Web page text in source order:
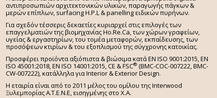
αντιπροσωπιών αρχιτεκτονικών υλικών, παραγωγής πάγκων &
μερών επίπλων, surfacing H.P.L & panelling ειδικών πυρήνων.
Για σχεδόν τέσσερις δεκαετίες κυριαρχεί στις επιλογές των
επαγγελματιών της βιομηχανίας Ho.Re.Ca, των χώρων γραφείων,
υγείας & εργαστηρίων, του τομέα μεταφορών, εκπαίδευσης, των
προσόψεων κτιρίων & του εξοπλισμού της σύγχρονης κατοικίας.
Προσφέρει προϊόντα αξιόπιστα & βιώσιμα κατά EN ISO 9001:2015, EN
ISO 45001:2018, EN ISO 14001:2015,CE & FSC® (BMC-COC-007222, BMC-
CW-007222), κατάλληλα για Interior & Exterior Design.
Η εταιρία είναι από το 2011 μέλος του ομίλου της Interwood
Ξυλεμπορίας Α.Τ.Ε.Ν.Ε, εισηγμένης στο Χ.A.